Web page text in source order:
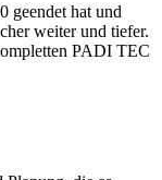
geendet hat und
weiter und tiefer.
PADI TEC